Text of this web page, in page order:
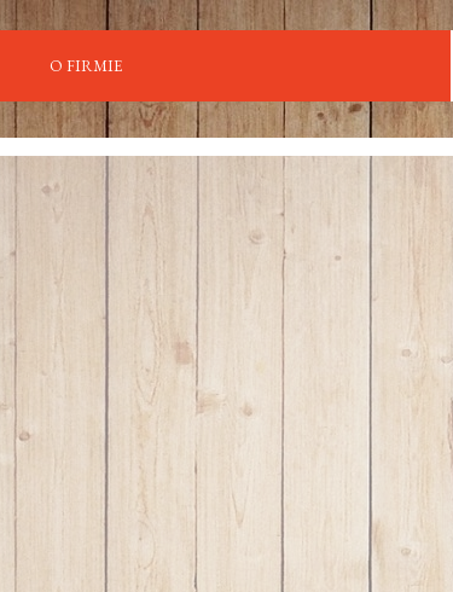
O FIRMIE